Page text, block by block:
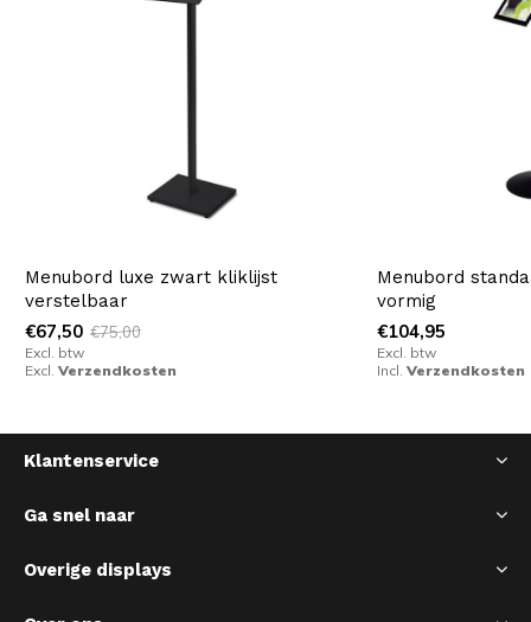
Menubord luxe zwart kliklijst
verstelbaar
€67,50 €75,00
Excl. btw
Excl. Verzendkosten
Menubord
vormig
€104,95
Excl. btw
Incl. Verzendkosten
Klantenservice
Ga snel naar
Overige displays